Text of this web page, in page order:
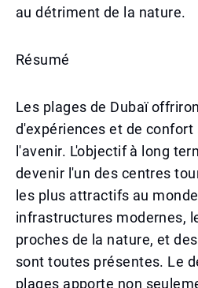
au détriment de la nature.
Résumé
Les plages de Dubaï
d'expériences et de confort
l'avenir. L'objectif à long
devenir l'un des centres
les plus attractifs au
infrastructures modernes,
proches de la nature, et
sont toutes présentes. Le
plages apporte non